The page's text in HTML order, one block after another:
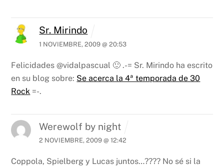
Sr. Mirindo
1 NOVIEMBRE, 2009 @ 20:53
Felicidades @vidalpascual 🙂 .-= Sr. Mirindo ha escrito
en su blog sobre: Se acerca la 4ª temporada de 30
Rock =-.
Werewolf by night
2 NOVIEMBRE, 2009 @ 12:42
Coppola, Spielberg y Lucas juntos…???? No sé si la